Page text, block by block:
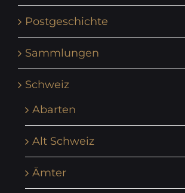
Postgeschichte
Sammlungen
Schweiz
Abarten
Alt Schweiz
Ämter